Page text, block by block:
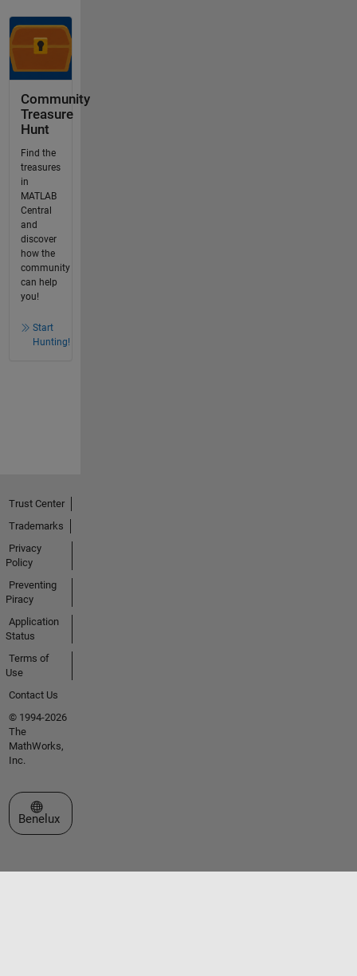
Community
Treasure
Hunt
Find the
treasures
in
MATLAB
Central
and
discover
how the
community
can help
you!
Start
Hunting!
Trust Center
Trademarks
Privacy
Policy
Preventing
Piracy
Application
Status
Terms of
Use
Contact Us
© 1994-2026
The
MathWorks,
Inc.
Select a Web Site
Benelux